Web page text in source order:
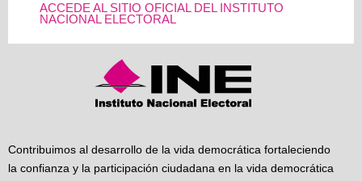
ACCEDE AL SITIO OFICIAL DEL INSTITUTO
NACIONAL ELECTORAL
Contribuimos al desarrollo de la vida democrática fortaleciendo
la confianza y la participación ciudadana en la vida democrática